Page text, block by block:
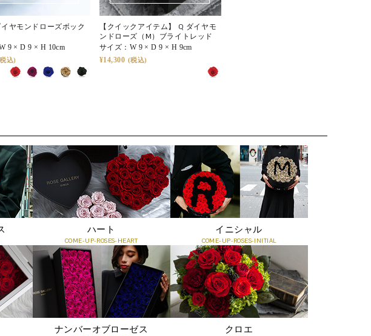
アクリルケースが、繊細なプリザーブドフラワーを埃や湿
気から優しく守ります。
お手入れの手間をかけることなく、生花のような瑞々しさ
を長く愉しめるのが魅力です。
誕生日や記念日、大切な方へのプレゼントとして、「いつ
までも変わらない想い」を形にできる、機能性と美しさを
兼ね備えたダイヤモンドローズギフトです。
Q. どのようなシーンで贈られていますか？
A. 「節目」や「記憶に刻みたい瞬間」にふさわしい贈り物
です。
・プロポーズや結婚記念日の贈り物に
「枯れない花で想いを残す」──その願いに応える特別な一
品です。
Q. どのくらいの期間楽しめますか？
A. 散ることなく、その姿を長く保ちます。鮮やかな色彩は
時を重ねるごとにやわらかく深みを帯び、やがて穏やかな
セピアへと移ろいます。その変化さえも美として愉しめる
のが、タイムレスローズの魅力です。
Q. 飾る場所に注意はありますか？
A. 直射日光や高温多湿、乾燥の激しい場所、屋外や火気付
ヤモンドローズボック
9 × D 9 × H 10cm
【クイックアイテム】 Q ダイヤモ
ンドローズ（M）ブライトレッド
サイズ： W 9 × D 9 × H 9cm
14,300
ハート
COME-UP-ROSES-HEART
イニシャル
COME-UP-ROSES-INITIAL
ナンバーオブローゼス クロエ